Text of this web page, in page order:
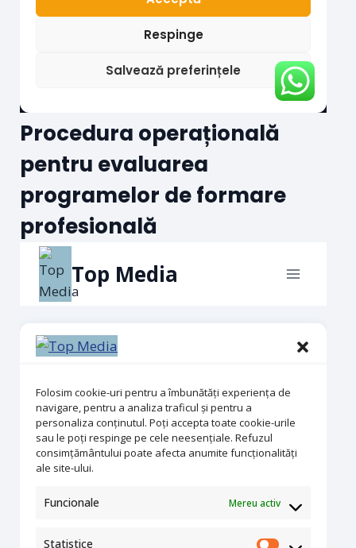
Procedura operațională
pentru evaluarea
programelor de formare
profesională